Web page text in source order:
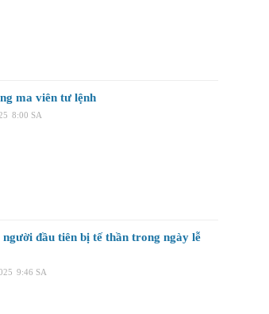
ma viên tư lệnh
8:00 SA
đầu tiên bị tế thần trong ngày lễ
9:46 SA